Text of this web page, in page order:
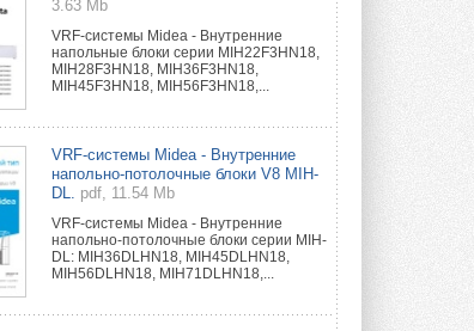
3.63 Mb
VRF-системы Midea - Внутренние
напольные блоки серии MIH22F3HN18,
MIH28F3HN18, MIH36F3HN18,
MIH45F3HN18, MIH56F3HN18,...
VRF-системы Midea - Внутренние
напольно-потолочные блоки V8 MIH-
DL.
pdf, 11.54 Mb
VRF-системы Midea - Внутренние
напольно-потолочные блоки серии MIH-
DL: MIH36DLHN18, MIH45DLHN18,
MIH56DLHN18, MIH71DLHN18,...